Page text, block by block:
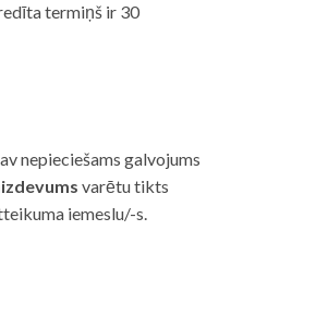
termiņš ir 30
nepieciešams galvojums
varētu tikts
iemeslu/-s.